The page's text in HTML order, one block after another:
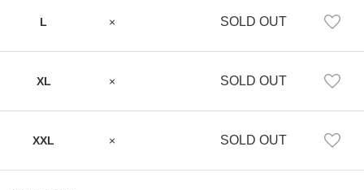
L × SOLD OUT
XL × SOLD OUT
XXL × SOLD OUT